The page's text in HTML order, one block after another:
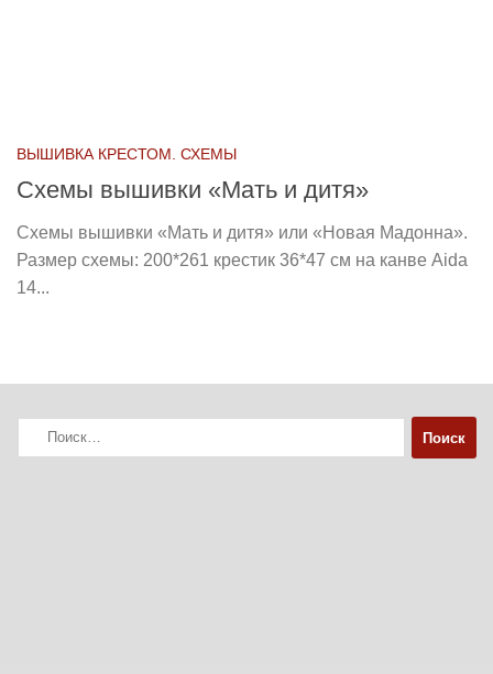
ВЫШИВКА КРЕСТОМ. СХЕМЫ
Схемы вышивки «Мать и дитя»
Схемы вышивки «Мать и дитя» или «Новая Мадонна».
Размер схемы: 200*261 крестик 36*47 см на канве Aida
14...
Найти: